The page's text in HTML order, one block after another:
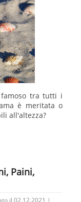
tra tutti i
è meritata o
all'altezza?
Paini,
il 02.12.2021 |